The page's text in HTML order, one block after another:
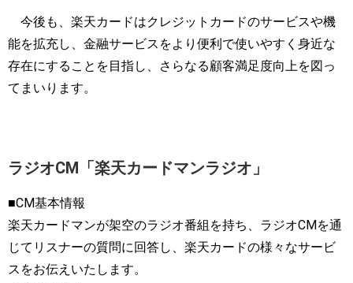
今後も、楽天カードはクレジットカードのサービスや機
能を拡充し、金融サービスをより便利で使いやすく身近な
存在にすることを目指し、さらなる顧客満足度向上を図っ
てまいります。
ラジオCM「楽天カードマンラジオ」
■CM基本情報
楽天カードマンが架空のラジオ番組を持ち、ラジオCMを通
じてリスナーの質問に回答し、楽天カードの様々なサービ
スをお伝えいたします。